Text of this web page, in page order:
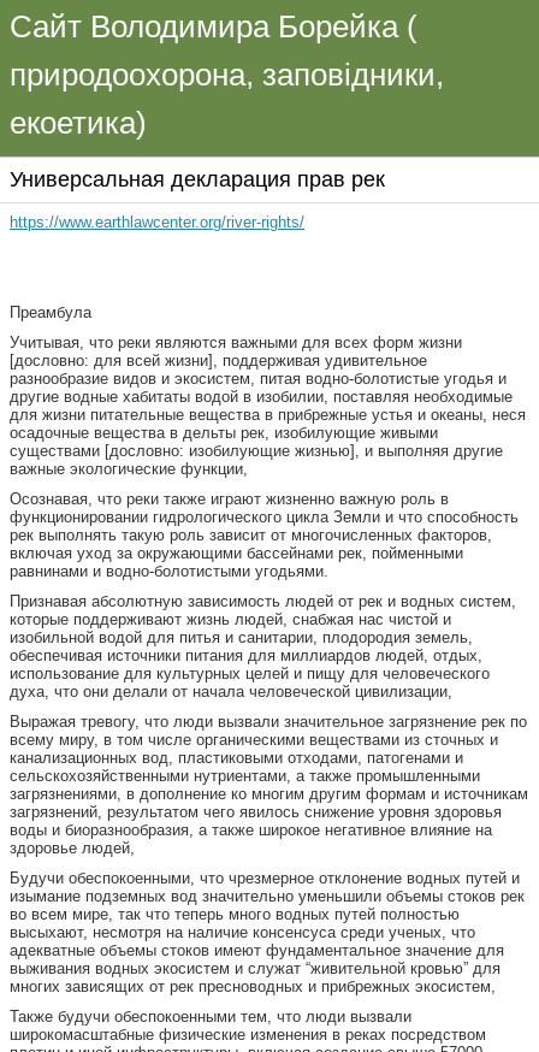
Сайт Володимира Борейка (
природоохорона, заповідники,
екоетика)
Универсальная декларация прав рек
https://www.earthlawcenter.org/river-rights/
Преамбула
Учитывая, что реки являются важными для всех форм жизни
[дословно: для всей жизни], поддерживая удивительное
разнообразие видов и экосистем, питая водно-болотистые угодья и
другие водные хабитаты водой в изобилии, поставляя необходимые
для жизни питательные вещества в прибрежные устья и океаны, неся
осадочные вещества в дельты рек, изобилующие живыми
существами [дословно: изобилующие жизнью], и выполняя другие
важные экологические функции,
Осознавая, что реки также играют жизненно важную роль в
функционировании гидрологического цикла Земли и что способность
рек выполнять такую роль зависит от многочисленных факторов,
включая уход за окружающими бассейнами рек, пойменными
равнинами и водно-болотистыми угодьями.
Признавая абсолютную зависимость людей от рек и водных систем,
которые поддерживают жизнь людей, снабжая нас чистой и
изобильной водой для питья и санитарии, плодородия земель,
обеспечивая источники питания для миллиардов людей, отдых,
использование для культурных целей и пищу для человеческого
духа, что они делали от начала человеческой цивилизации,
Выражая тревогу, что люди вызвали значительное загрязнение рек по
всему миру, в том числе органическими веществами из сточных и
канализационных вод, пластиковыми отходами, патогенами и
сельскохозяйственными нутриентами, а также промышленными
загрязнениями, в дополнение ко многим другим формам и источникам
загрязнений, результатом чего явилось снижение уровня здоровья
воды и биоразнообразия, а также широкое негативное влияние на
здоровье людей,
Будучи обеспокоенными, что чрезмерное отклонение водных путей и
изымание подземных вод значительно уменьшили объемы стоков рек
во всем мире, так что теперь много водных путей полностью
высыхают, несмотря на наличие консенсуса среди ученых, что
адекватные объемы стоков имеют фундаментальное значение для
выживания водных экосистем и служат “живительной кровью” для
многих зависящих от рек пресноводных и прибрежных экосистем,
Также будучи обеспокоенными тем, что люди вызвали
широкомасштабные физические изменения в реках посредством